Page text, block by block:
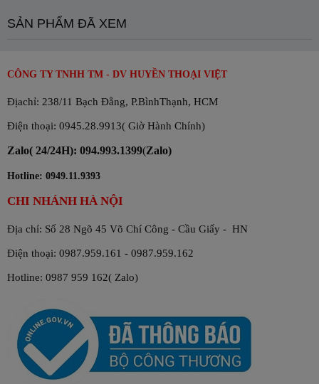
SẢN PHẨM ĐÃ XEM
CÔNG TY TNHH TM - DV HUYỀN THOẠI VIỆT
Địachỉ: 238/11 Bạch Đằng, P.BìnhThạnh, HCM
Điện thoại: 0945.28.9913( Giờ Hành Chính)
Zalo( 24/24H): 094.993.1399(Zalo)
Hotline: 0949.11.9393
CHI NHÁNH HÀ NỘI
Địa chỉ: Số 28 Ngõ 45 Võ Chí Công - Cầu Giấy - HN
Điện thoại: 0987.959.161 - 0987.959.162
Hotline: 0987 959 162( Zalo)